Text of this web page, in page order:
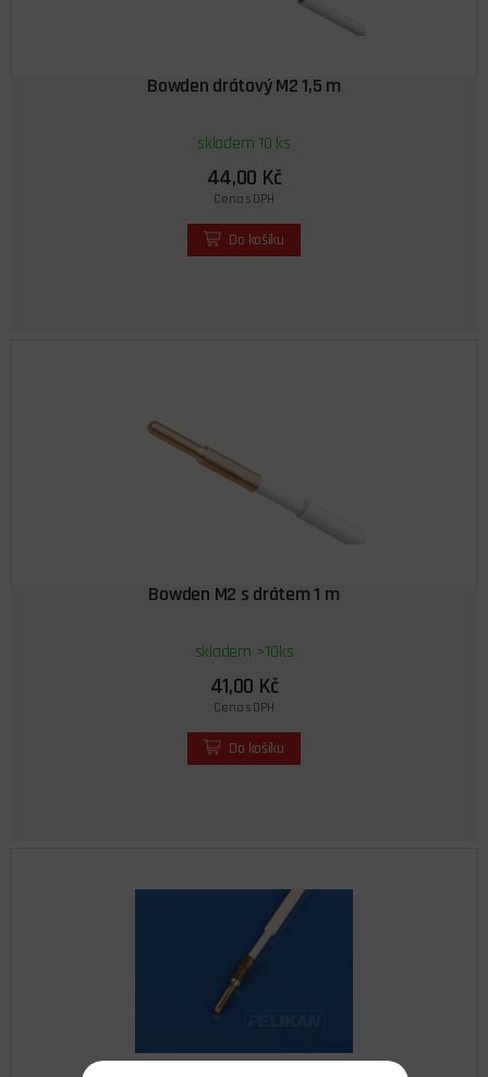
Bowden drátový M2 1,5 m
skladem 10 ks
44,00 Kč
Cena s DPH
Do košíku
Bowden M2 s drátem 1 m
skladem >10ks
41,00 Kč
Cena s DPH
Do košíku